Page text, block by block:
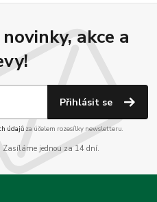
akce a
Přihlásit se
údajůza účelem rozesílky newsletteru.
Zasíláme jednou za 14 dní.